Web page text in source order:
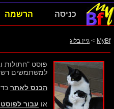
כניסה הרשמה
MyBf
> גייז בלוג
למשתמשים
הכנס לאתר
או עבור